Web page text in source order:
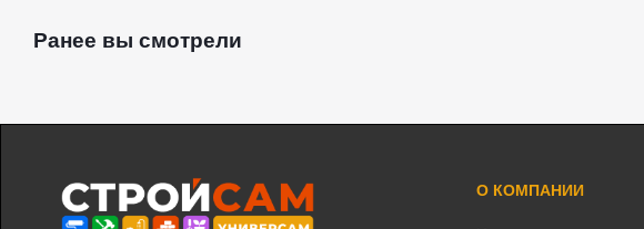
Ранее вы смотрели
О КОМПАНИИ